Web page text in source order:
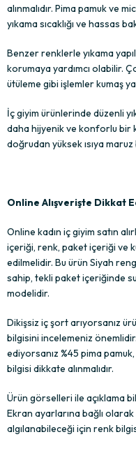
alınmalıdır. Pima pamuk ve
yıkama sıcaklığı ve hassas
Benzer renklerle yıkama
korumaya yardımcı olabilir.
ütüleme gibi işlemler kumaş
İç giyim ürünlerinde düzenli
daha hijyenik ve konforlu bir
doğrudan yüksek ısıya maruz
Online Alışverişte Dikkat
Online kadın iç giyim satın
içeriği, renk, paket içeriği ve
edilmelidir. Bu ürün Siyah
sahip, tekli paket içeriğinde
modelidir.
Dikişsiz iç şort arıyorsanız
bilgisini incelemeniz
ediyorsanız %45 pima
bilgisi dikkate alınmalıdır.
Ürün görselleri ile açıklama
Ekran ayarlarına bağlı
algılanabileceği için renk